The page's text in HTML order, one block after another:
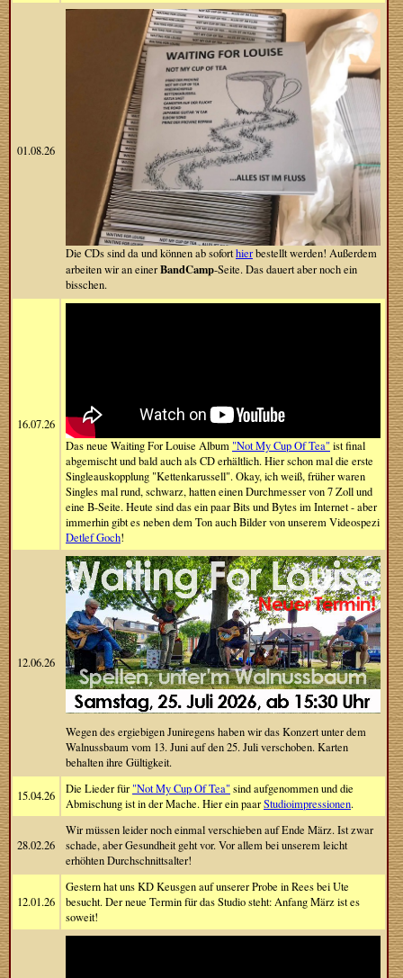
01.08.26
Die CDs sind da und können ab soforthierbestellt werden! Außerdem
arbeiten wir an einerBandCamp-Seite. Das dauert aber noch ein
bisschen.
16.07.26
Das neue Waiting For Louise Album "Not My Cup Of Tea" ist final
abgemischt und bald auch als CD erhältlich. Hier schon mal die erste
Singleauskopplung "Kettenkarussell". Okay, ich weiß, früher waren
Singles mal rund, schwarz, hatten einen Durchmesser von 7 Zoll und
eine B-Seite. Heute sind das ein paar Bits und Bytes im Internet - aber
immerhin gibt es neben dem Ton auch Bilder von unserem Videospezi
Detlef Goch!
12.06.26
Wegen des ergiebigen Juniregens haben wir das Konzert unter dem
Walnussbaum vom 13. Juni auf den 25. Juli verschoben. Karten
behalten ihre Gültigkeit.
15.04.26 Die Lieder für "Not My Cup Of Tea" sind aufgenommen und die
Abmischung ist in der Mache. Hier ein paarStudioimpressionen.
28.02.26
Wir müssen leider noch einmal verschieben auf Ende März. Ist zwar
schade, aber Gesundheit geht vor. Vor allem bei unserem leicht
erhöhten Durchschnittsalter!
12.01.26
Gestern hat uns KD Keusgen auf unserer Probe in Rees bei Ute
besucht. Der neue Termin für das Studio steht: Anfang März ist es
soweit!